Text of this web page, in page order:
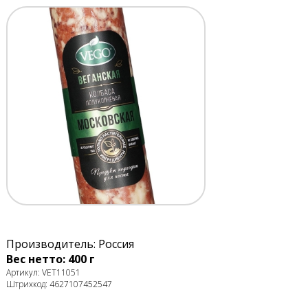
Производитель: Россия
Вес нетто: 400 г
Артикул: VET11051
Штрихкод: 4627107452547